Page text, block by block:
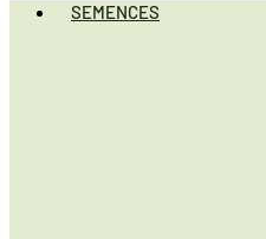
SEMENCES